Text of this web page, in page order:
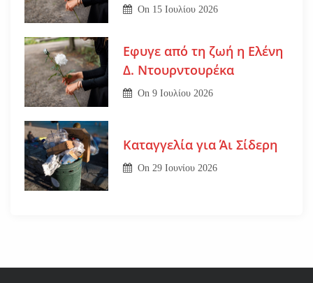
On 15 Ιουλίου 2026
Εφυγε από τη ζωή η Ελένη
Δ. Ντουρντουρέκα
On9 Ιουλίου 2026
Καταγγελία για Άι Σίδερη
On 29 Ιουνίου 2026